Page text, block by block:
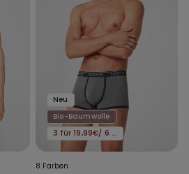
Neu
Bio-Baumwolle
3 für 19,99€/ 6 für 29,99€
8 Farben